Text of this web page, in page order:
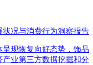
状况与消费行为洞察报告
现恢复向好态势，饰品
业第三方数据挖掘和分